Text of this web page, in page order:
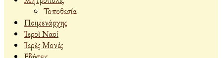
Τοποθεσία
Ποιμενάρχης
Ἱεροὶ Ναοί
Ἱερὲς Μονές